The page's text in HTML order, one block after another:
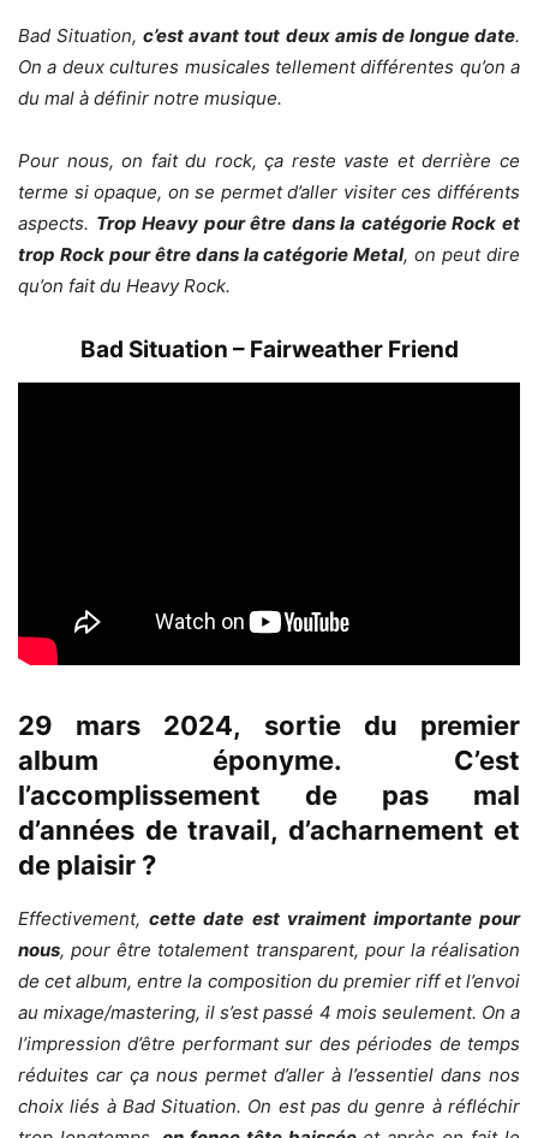
Bad Situation,c’est avant tout deux amis de longue date.
On a deux cultures musicales tellement différentes qu’on a
du mal à définir notre musique.
Pour nous, on fait du rock, ça reste vaste et derrière ce
terme si opaque, on se permet d’aller visiter ces différents
aspects. Trop Heavy pour être dans la catégorie Rock et
trop Rock pour être dans la catégorie Metal, on peut dire
qu’on fait du Heavy Rock.
Bad Situation – Fairweather Friend
29 mars 2024, sortie du premier
album éponyme. C’est
l’accomplissement de pas mal
d’années de travail, d’acharnement et
de plaisir ?
Effectivement,cette date est vraiment importante pour
nous, pour être totalement transparent, pour la réalisation
de cet album, entre la composition du premier riff et l’envoi
au mixage/mastering, il s’est passé 4 mois seulement. On a
l’impression d’être performant sur des périodes de temps
réduites car ça nous permet d’aller à l’essentiel dans nos
choix liés à Bad Situation. On est pas du genre à réfléchir